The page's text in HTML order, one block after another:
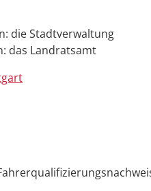
die Stadtverwaltung
das Landratsamt